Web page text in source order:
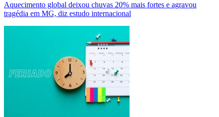
Aquecimento global deixou chuvas 20% mais fortes e agravou
tragédia em MG, diz estudo internacional